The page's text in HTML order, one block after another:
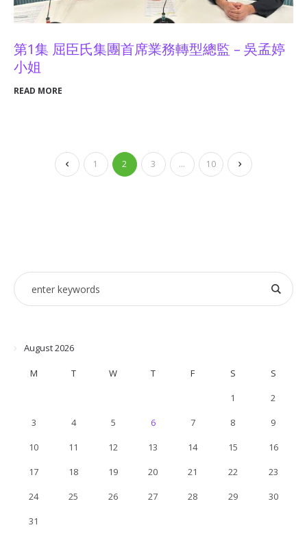
第1集 屈臣氏集團首席業務轉型總監 – 吳孟婷
小姐
READ MORE
1 2 3 … 10
August 2026
M T W T F S
S
1
2
3
4 5 6 7 8
9
10
11 12 13 14 15
16
17
18 19 20 21 22
23
24
25 26 27 28 29
30
31